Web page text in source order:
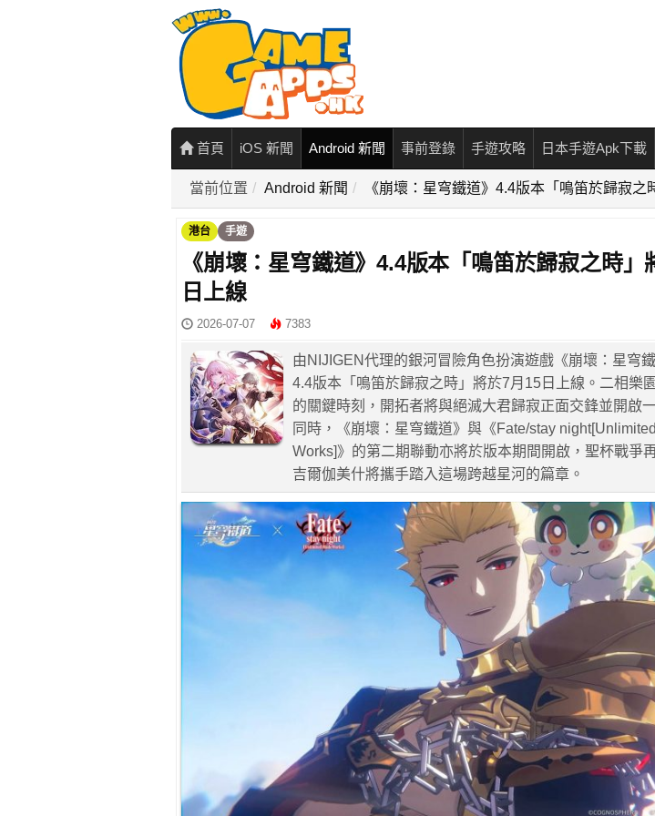
首頁 iOS 新聞 Android 新聞 事前登錄 手遊攻略 日本手遊Apk下載
當前位置 Android 新聞 《崩壞：星穹鐵道》4.4版本「鳴笛於歸寂之
港台 手遊
《崩壞：星穹鐵道》4.4版本「鳴笛於歸寂之時」
日上線
2026-07-07 7383
由NIJIGEN代理的銀河冒險角色扮演遊戲《崩壞：星穹
4.4版本「鳴笛於歸寂之時」將於7月15日上線。二相樂
的關鍵時刻，開拓者將與絕滅大君歸寂正面交鋒並開啟
同時，《崩壞：星穹鐵道》與《Fate/stay
Works]》的第二期聯動亦將於版本期間開啟，聖杯戰爭
吉爾伽美什將攜手踏入這場跨越星河的篇章。